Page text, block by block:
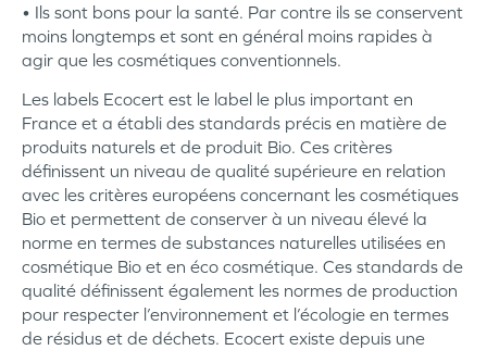
• Ils sont bons pour la santé. Par contre ils se conservent
moins longtemps et sont en général moins rapides à
agir que les cosmétiques conventionnels.
Les labels Ecocert est le label le plus important en
France et a établi des standards précis en matière de
produits naturels et de produit Bio. Ces critères
définissent un niveau de qualité supérieure en relation
avec les critères européens concernant les cosmétiques
Bio et permettent de conserver à un niveau élevé la
norme en termes de substances naturelles utilisées en
cosmétique Bio et en éco cosmétique. Ces standards de
qualité définissent également les normes de production
pour respecter l’environnement et l’écologie en termes
de résidus et de déchets. Ecocert existe depuis une